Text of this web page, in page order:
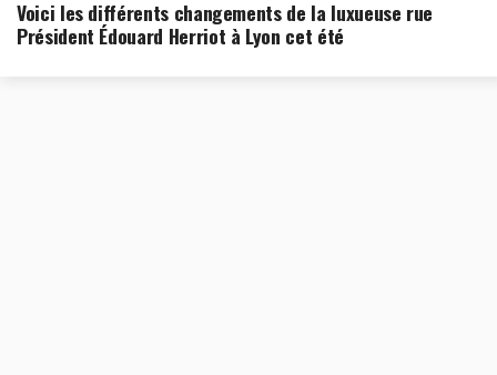
Voici les différents changements de la luxueuse rue
Président Édouard Herriot à Lyon cet été